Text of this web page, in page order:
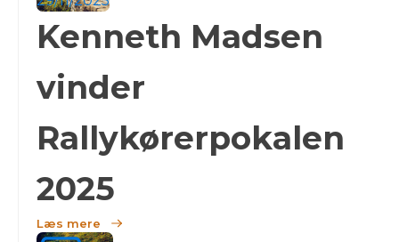
Kenneth Madsen
vinder
Rallykørerpokalen
2025
Læs mere